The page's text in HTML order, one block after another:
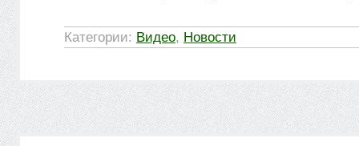
Категории: Видео, Новости